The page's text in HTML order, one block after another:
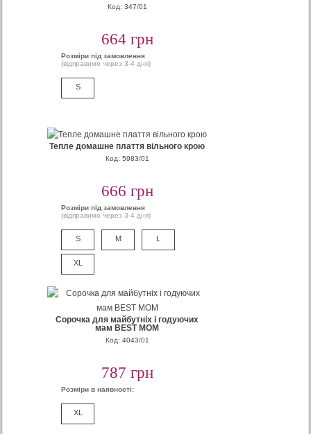
Код: 347/01
664 грн
Розміри під замовлення
(відправимо через 3-4 дня)
S
Тепле домашне плаття вільного крою
Код: 5983/01
666 грн
Розміри під замовлення
(відправимо через 3-4 дня)
S M L
XL
Сорочка для майбутніх і годуючих
мам BEST MOM
Код: 4043/01
787 грн
Розміри в наявності:
XL